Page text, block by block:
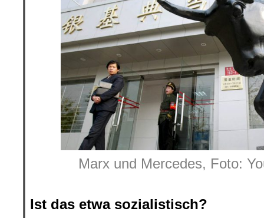
Marx und Mercedes, Foto:
Ist das etwa sozialistisch?